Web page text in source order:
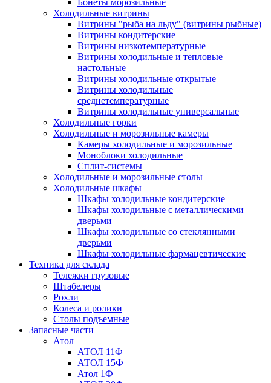
Холодильные витрины
Витрины "рыба на льду" (витрины рыбные)
Витрины кондитерские
Витрины низкотемпературные
Витрины холодильные и тепловые
настольные
Витрины холодильные открытые
Витрины холодильные
среднетемпературные
Витрины холодильные универсальные
Холодильные горки
Холодильные и морозильные камеры
Камеры холодильные и морозильные
Моноблоки холодильные
Сплит-системы
Холодильные и морозильные столы
Холодильные шкафы
Шкафы холодильные кондитерские
Шкафы холодильные с металлическими
дверьми
Шкафы холодильные со стеклянными
дверьми
Шкафы холодильные фармацевтические
Техника для склада
Тележки грузовые
Штабелеры
Рохли
Колеса и ролики
Столы подъемные
Запасные части
Атол
АТОЛ 11Ф
АТОЛ 15Ф
Атол 1Ф